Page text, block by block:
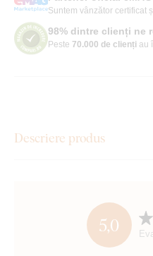
Suntem vânzător certificat
98% dintre clienți ne
Peste 70.000 de clienți au
Descriere produs
5,0